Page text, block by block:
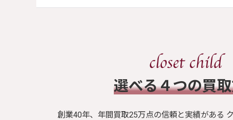
選べる４つの買
創業40年、年間買取25万点の信頼と実績がある